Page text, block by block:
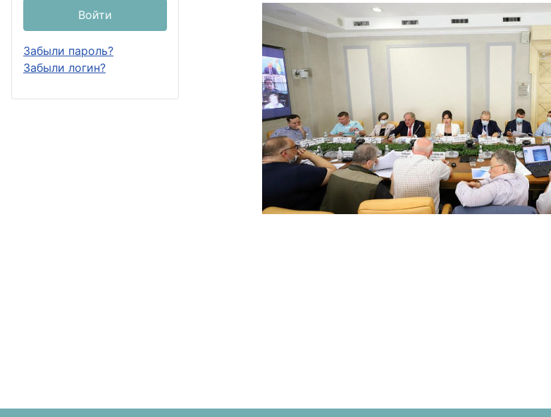
Войти
Забыли пароль?
Забыли логин?